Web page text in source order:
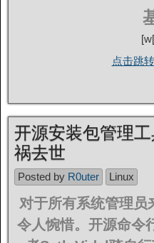
点击跳
开源安装包管理
祸去世
Posted by R0uter Linux
对于所有系统管理员
令人惋惜。开源命令